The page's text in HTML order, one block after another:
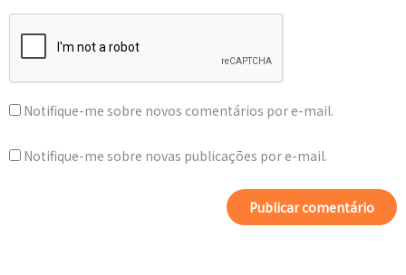
Notifique-me sobre novos comentários por e-mail.
Notifique-me sobre novas publicações por e-mail.